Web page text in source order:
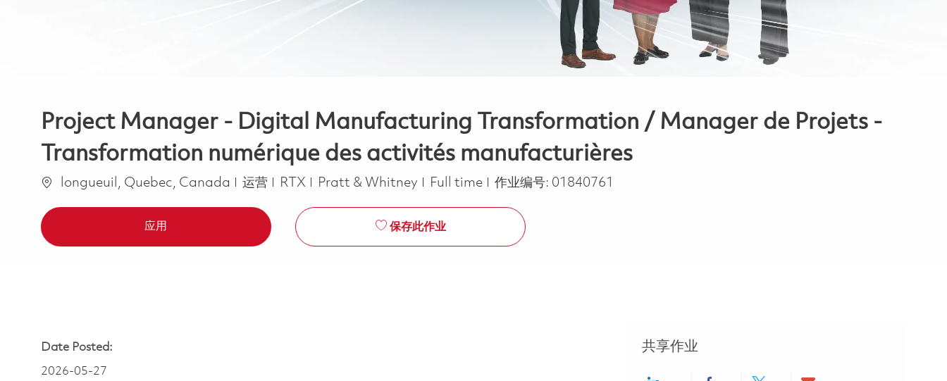
Project Manager - Digital Manufacturing Transformation / Manager de Projets -
Transformation numérique des activités manufacturières
位置longueuil, Quebec, Canada 类别
运营 RTX Pratt & Whitney Job Type
Full time 作业编号: 01840761
应用 保存此作业
Date Posted:
2026-05-27
共享作业